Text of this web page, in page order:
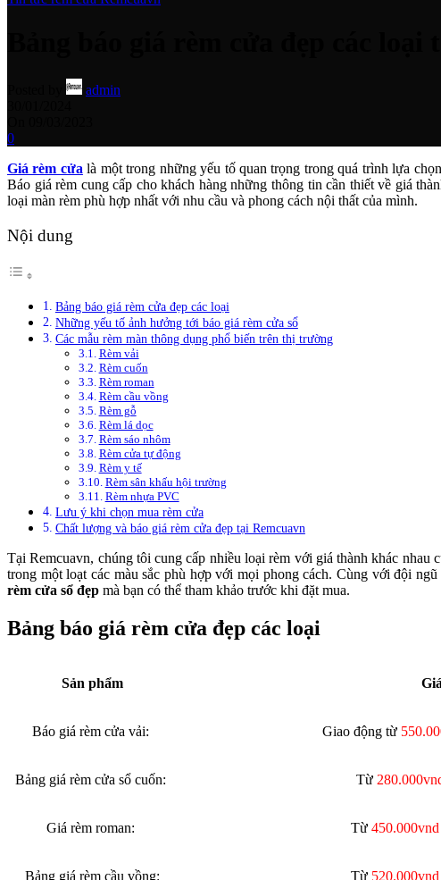
admin
0
Giá rèm cửa là một trong những yếu tố quan trọng trong quá trình lựa
Báo giá rèm cung cấp cho khách hàng những thông tin cần thiết về giá
loại màn rèm phù hợp nhất với nhu cầu và phong cách nội thất của mình.
Nội dung
Bảng báo giá rèm cửa đẹp các loại
Những yếu tố ảnh hưởng tới báo giá rèm cửa sổ
Các mẫu rèm màn thông dụng phổ biến trên thị trường
Rèm vải
Rèm cuốn
Rèm roman
Rèm cầu vồng
Rèm gỗ
Rèm lá dọc
Rèm sáo nhôm
Rèm cửa tự động
Rèm y tế
Rèm sân khấu hội trường
Rèm nhựa PVC
Lưu ý khi chọn mua rèm cửa
Chất lượng và báo giá rèm cửa đẹp tại Remcuavn
Tại Remcuavn, chúng tôi cung cấp nhiều loại rèm với giá thành khác
trong một loạt các màu sắc phù hợp với mọi phong cách. Cùng với đội
rèm cửa sổ đẹp mà bạn có thể tham khảo trước khi đặt mua.
Bảng báo giá rèm cửa đẹp các loại
Sản phẩm
Báo giá rèm cửa vải: Giao động từ
Bảng giá rèm cửa sổ cuốn: Từ
Giá rèm roman: Từ 450.000vnd
Bảng giá rèm cầu vồng: Từ 520.000vnd